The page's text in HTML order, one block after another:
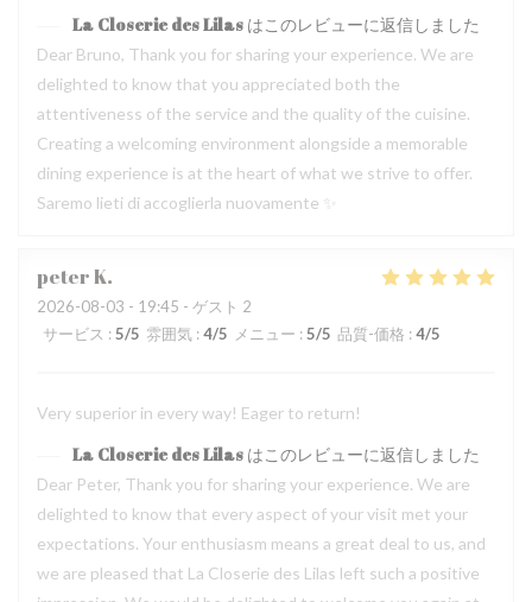
La Closerie des Lilas はこのレビューに返信しました
Dear Bruno, Thank you for sharing your experience. We are
delighted to know that you appreciated both the
attentiveness of the service and the quality of the cuisine.
Creating a welcoming environment alongside a memorable
dining experience is at the heart of what we strive to offer.
Saremo lieti di accoglierla nuovamente ✨
peterK
2026-08-03 - 19:45 - ゲスト 2
サービス : 5/5 雰囲気 : 4/5 メニュー : 5/5 品質-価格 : 4/5
Very superior in every way! Eager to return!
La Closerie des Lilas はこのレビューに返信しました
Dear Peter, Thank you for sharing your experience. We are
delighted to know that every aspect of your visit met your
expectations. Your enthusiasm means a great deal to us, and
we are pleased that La Closerie des Lilas left such a positive